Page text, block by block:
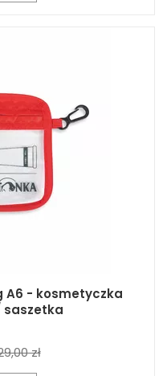
A6 - kosmetyczka
zł